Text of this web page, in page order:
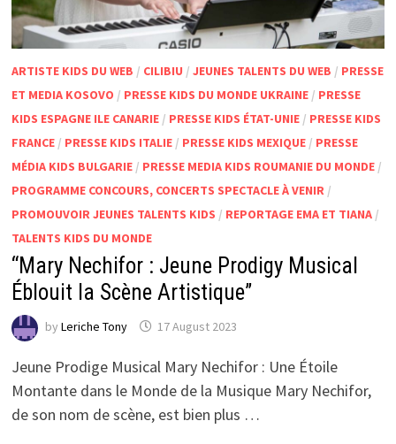
ARTISTE KIDS DU WEB / CILIBIU / JEUNES TALENTS DU WEB / PRESSE
ET MEDIA KOSOVO / PRESSE KIDS DU MONDE UKRAINE/ PRESSE
KIDS ESPAGNE ILE CANARIE/ PRESSE KIDS ÉTAT-UNIE/ PRESSE KIDS
FRANCE/ PRESSE KIDS ITALIE/ PRESSE KIDS MEXIQUE/ PRESSE
MÉDIA KIDS BULGARIE/ PRESSE MEDIA KIDS ROUMANIE DU MONDE/
PROGRAMME CONCOURS, CONCERTS SPECTACLE À VENIR /
PROMOUVOIR JEUNES TALENTS KIDS / REPORTAGE EMA ET TIANA/
TALENTS KIDS DU MONDE
“Mary Nechifor : Jeune Prodigy Musical
Éblouit la Scène Artistique”
by Leriche Tony 17 August 2023
Jeune Prodige Musical Mary Nechifor : Une Étoile
Montante dans le Monde de la Musique Mary Nechifor,
de son nom de scène, est bien plus …